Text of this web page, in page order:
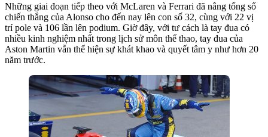
Những giai đoạn tiếp theo với McLaren và Ferrari đã nâng tổng số
chiến thắng của Alonso cho đến nay lên con số 32, cùng với 22 vị
trí pole và 106 lần lên podium. Giờ đây, với tư cách là tay đua có
nhiều kinh nghiệm nhất trong lịch sử môn thể thao, tay đua của
Aston Martin vẫn thể hiện sự khát khao và quyết tâm y như hơn 20
năm trước.